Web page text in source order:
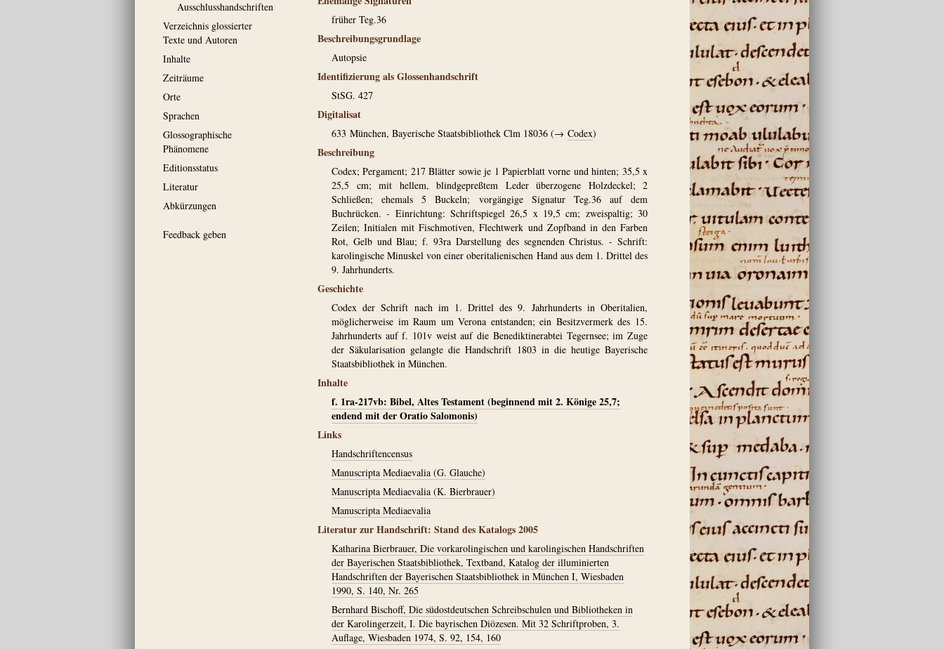
Ausschluss­handschriften
Verzeichnis glossierter
Texte und Autoren
Inhalte
Zeiträume
Orte
Sprachen
Glossographische
Phänomene
Editionsstatus
Literatur
Abkürzungen
Feedback geben
früher Teg.36
Beschreibungsgrundlage
Autopsie
Identifizierung als Glossenhandschrift
StSG. 427
Digitalisat
633 München, Bayerische Staatsbibliothek Clm 18036 (→ Codex)
Beschreibung
Codex; Pergament; 217 Blätter sowie je 1 Papierblatt vorne und hinten; 35,5 x
25,5 cm; mit hellem, blindgepreßtem Leder überzogene Holzdeckel; 2
Schließen; ehemals 5 Buckeln; vorgängige Signatur Teg.36 auf dem
Buchrücken. - Einrichtung: Schriftspiegel 26,5 x 19,5 cm; zweispaltig; 30
Zeilen; Initialen mit Fischmotiven, Flechtwerk und Zopfband in den Farben
Rot, Gelb und Blau; f. 93ra Darstellung des segnenden Christus. - Schrift:
karolingische Minuskel von einer oberitalienischen Hand aus dem 1. Drittel des
9. Jahrhunderts.
Geschichte
Codex der Schrift nach im 1. Drittel des 9. Jahrhunderts in Oberitalien,
möglicherweise im Raum um Verona entstanden; ein Besitzvermerk des 15.
Jahrhunderts auf f. 101v weist auf die Benediktinerabtei Tegernsee; im Zuge
der Säkularisation gelangte die Handschrift 1803 in die heutige Bayerische
Staatsbibliothek in München.
Inhalte
f. 1ra-217vb: Bibel, Altes Testament (beginnend mit 2. Könige 25,7;
endend mit der Oratio Salomonis)
Links
Handschriftencensus
Manuscripta Mediaevalia (G. Glauche)
Manuscripta Mediaevalia (K. Bierbrauer)
Manuscripta Mediaevalia
Literatur zur Handschrift: Stand des Katalogs 2005
Katharina Bierbrauer, Die vorkarolingischen und karolingischen Handschriften
der Bayerischen Staatsbibliothek, Textband, Katalog der illuminierten
Handschriften der Bayerischen Staatsbibliothek in München I, Wiesbaden
1990, S. 140, Nr. 265
Bernhard Bischoff, Die südostdeutschen Schreibschulen und Bibliotheken in
der Karolingerzeit, I. Die bayrischen Diözesen. Mit 32 Schriftproben, 3.
Auflage, Wiesbaden 1974, S. 92, 154, 160